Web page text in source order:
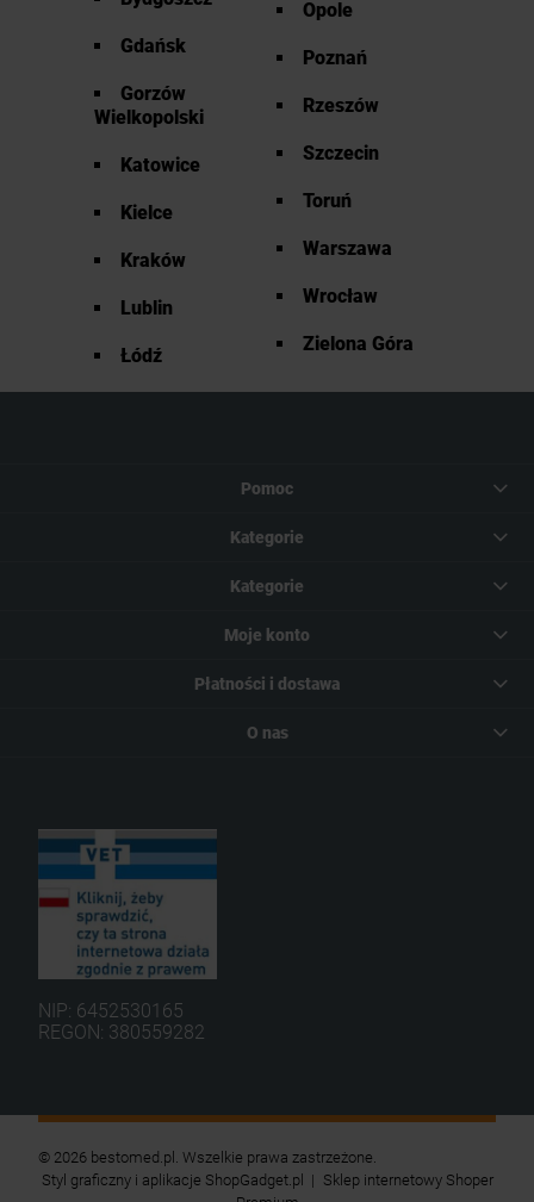
Gdańsk
Gorzów
Wielkopolski
Katowice
Kielce
Kraków
Lublin
Łódź
Opole
Poznań
Rzeszów
Szczecin
Toruń
Warszawa
Wrocław
Zielona Góra
Pomoc
Kategorie
Kategorie
Moje konto
Płatności i dostawa
O nas
NIP: 6452530165
REGON: 380559282
© 2026 bestomed.pl. Wszelkie prawa zastrzeżone.
Styl graficzny i aplikacje ShopGadget.pl
Sklep internetowy Shoper